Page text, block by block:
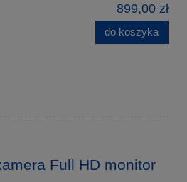
899,00 zł
do koszyka
Full HD monitor